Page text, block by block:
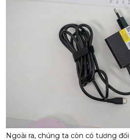
Ngoài ra, chúng ta còn có tương